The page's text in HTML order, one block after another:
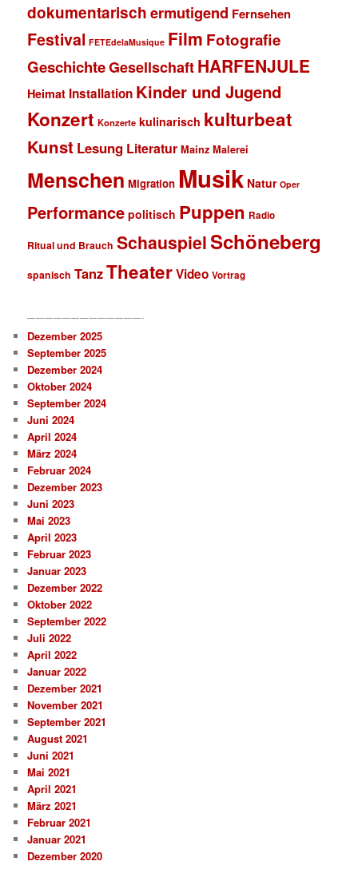
dokumentarischermutigend Fernsehen
Festival FETEdelaMusique Film Fotografie
GeschichteGesellschaftHARFENJULE
Heimat Installation Kinder und Jugend
Konzert Konzerte kulinarisch kulturbeat
Kunst Lesung Literatur Mainz Malerei
Menschen Migration Musik Natur Oper
Performance politisch Puppen Radio
Ritual und Brauch SchauspielSchöneberg
spanisch TanzTheaterVideo Vortrag
—————————————-
Dezember 2025
September 2025
Dezember 2024
Oktober 2024
September 2024
Juni 2024
April 2024
März 2024
Februar 2024
Dezember 2023
Juni 2023
Mai 2023
April 2023
Februar 2023
Januar 2023
Dezember 2022
Oktober 2022
September 2022
Juli 2022
April 2022
Januar 2022
Dezember 2021
November 2021
September 2021
August 2021
Juni 2021
Mai 2021
April 2021
März 2021
Februar 2021
Januar 2021
Dezember 2020